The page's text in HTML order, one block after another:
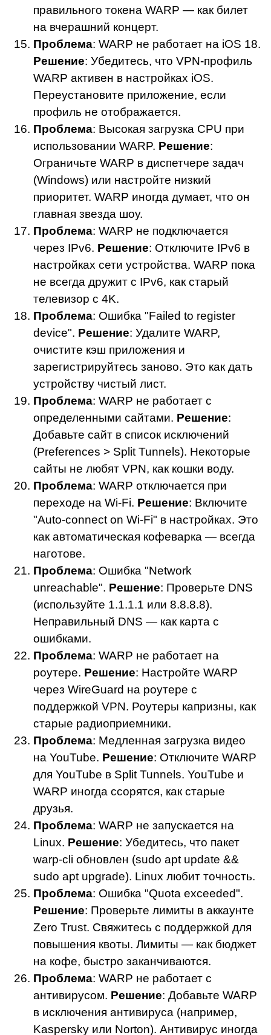
правильного токена WARP — как билет
на вчерашний концерт.
Проблема: WARP не работает на iOS 18.
Решение: Убедитесь, что VPN-профиль
WARP активен в настройках iOS.
Переустановите приложение, если
профиль не отображается.
Проблема: Высокая загрузка CPU при
использовании WARP. Решение:
Ограничьте WARP в диспетчере задач
(Windows) или настройте низкий
приоритет. WARP иногда думает, что он
главная звезда шоу.
Проблема: WARP не подключается
через IPv6. Решение: Отключите IPv6 в
настройках сети устройства. WARP пока
не всегда дружит с IPv6, как старый
телевизор с 4K.
Проблема: Ошибка "Failed to register
device". Решение: Удалите WARP,
очистите кэш приложения и
зарегистрируйтесь заново. Это как дать
устройству чистый лист.
Проблема: WARP не работает с
определенными сайтами. Решение:
Добавьте сайт в список исключений
(Preferences > Split Tunnels). Некоторые
сайты не любят VPN, как кошки воду.
Проблема: WARP отключается при
переходе на Wi-Fi. Решение: Включите
"Auto-connect on Wi-Fi" в настройках. Это
как автоматическая кофеварка — всегда
наготове.
Проблема: Ошибка "Network
unreachable". Решение: Проверьте DNS
(используйте 1.1.1.1 или 8.8.8.8).
Неправильный DNS — как карта с
ошибками.
Проблема: WARP не работает на
роутере. Решение: Настройте WARP
через WireGuard на роутере с
поддержкой VPN. Роутеры капризны, как
старые радиоприемники.
Проблема: Медленная загрузка видео
на YouTube. Решение: Отключите WARP
для YouTube в Split Tunnels. YouTube и
WARP иногда ссорятся, как старые
друзья.
Проблема: WARP не запускается на
Linux. Решение: Убедитесь, что пакет
warp-cli обновлен (sudo apt update &&
sudo apt upgrade). Linux любит точность.
Проблема: Ошибка "Quota exceeded".
Решение: Проверьте лимиты в аккаунте
Zero Trust. Свяжитесь с поддержкой для
повышения квоты. Лимиты — как бюджет
на кофе, быстро заканчиваются.
Проблема: WARP не работает с
антивирусом. Решение: Добавьте WARP
в исключения антивируса (например,
Kaspersky или Norton). Антивирус иногда